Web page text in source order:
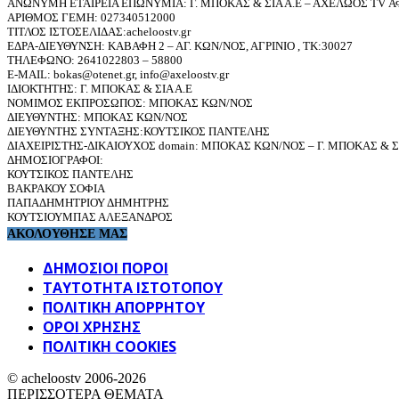
ΑΝΩΝΥΜΗ ΕΤΑΙΡΕΙΑ ΕΠΩΝΥΜΙΑ: Γ. ΜΠΟΚΑΣ & ΣΙΑ Α.Ε – ΑΧΕΛΩΟΣ TV
ΑΡΙΘΜΟΣ ΓΕΜΗ: 027340512000
ΤΙΤΛΟΣ ΙΣΤΟΣΕΛΙΔΑΣ:acheloostv.gr
ΕΔΡΑ-ΔΙΕΥΘΥΝΣΗ: ΚΑΒΑΦΗ 2 – ΑΓ. ΚΩΝ/ΝΟΣ, ΑΓΡΙΝΙΟ , ΤΚ:30027
ΤΗΛΕΦΩΝΟ: 2641022803 – 58800
E-MAIL: bokas@otenet.gr, info@axeloostv.gr
ΙΔΙΟΚΤΗΤΗΣ: Γ. ΜΠΟΚΑΣ & ΣΙΑ Α.Ε
ΝΟΜΙΜΟΣ ΕΚΠΡΟΣΩΠΟΣ: ΜΠΟΚΑΣ ΚΩΝ/ΝΟΣ
ΔΙΕΥΘΥΝΤΗΣ: ΜΠΟΚΑΣ ΚΩΝ/ΝΟΣ
ΔΙΕΥΘΥΝΤΗΣ ΣΥΝΤΑΞΗΣ:ΚΟΥΤΣΙΚΟΣ ΠΑΝΤΕΛΗΣ
ΔΙΑΧΕΙΡΙΣΤΗΣ-ΔΙΚΑΙΟΥΧΟΣ domain: ΜΠΟΚΑΣ ΚΩΝ/ΝΟΣ – Γ. ΜΠΟΚΑΣ &
ΔΗΜΟΣΙΟΓΡΑΦΟΙ:
ΚΟΥΤΣΙΚΟΣ ΠΑΝΤΕΛΗΣ
ΒΑΚΡΑΚΟΥ ΣΟΦΙΑ
ΠΑΠΑΔΗΜΗΤΡΙΟΥ ΔΗΜΗΤΡΗΣ
ΚΟΥΤΣΙΟΥΜΠΑΣ ΑΛΕΞΑΝΔΡΟΣ
ΑΚΟΛΟΥΘΗΣΕ ΜΑΣ
ΔΗΜΟΣΙΟΙ ΠΟΡΟΙ
ΤΑΥΤΌΤΗΤΑ ΙΣΤΌΤΟΠΟΥ
ΠΟΛΙΤΙΚΉ ΑΠΟΡΡΉΤΟΥ
ΌΡΟΙ ΧΡΉΣΗΣ
ΠΟΛΙΤΙΚΗ COOKIES
© acheloostv 2006-2026
ΠΕΡΙΣΣΟΤΕΡΑ ΘΕΜΑΤΑ